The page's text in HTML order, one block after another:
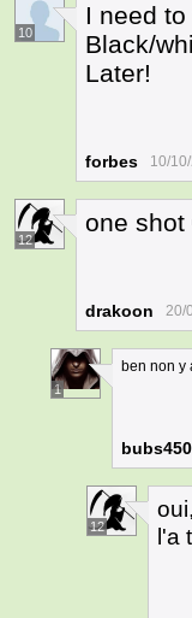
10
I need
Black/
Later!
forbes 10/
12
one shot
drakoon 20/
1
ben non y
bubs450
12
l'a